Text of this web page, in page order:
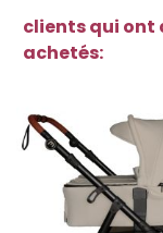
clients qui ont
achetés: